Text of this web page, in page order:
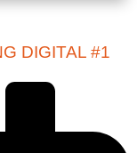
DIGITAL #1